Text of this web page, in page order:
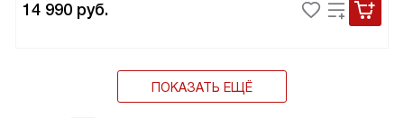
14 990 руб.
ПОКАЗАТЬ ЕЩЁ